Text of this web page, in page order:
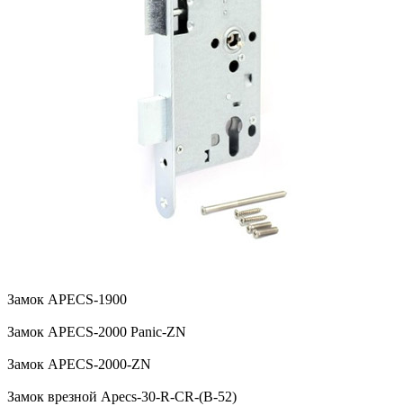
Замок APECS-1900
Замок APECS-2000 Panic-ZN
Замок APECS-2000-ZN
Замок врезной Apecs-30-R-CR-(B-52)